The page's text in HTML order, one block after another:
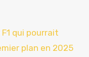
qui pourrait
plan en 2025